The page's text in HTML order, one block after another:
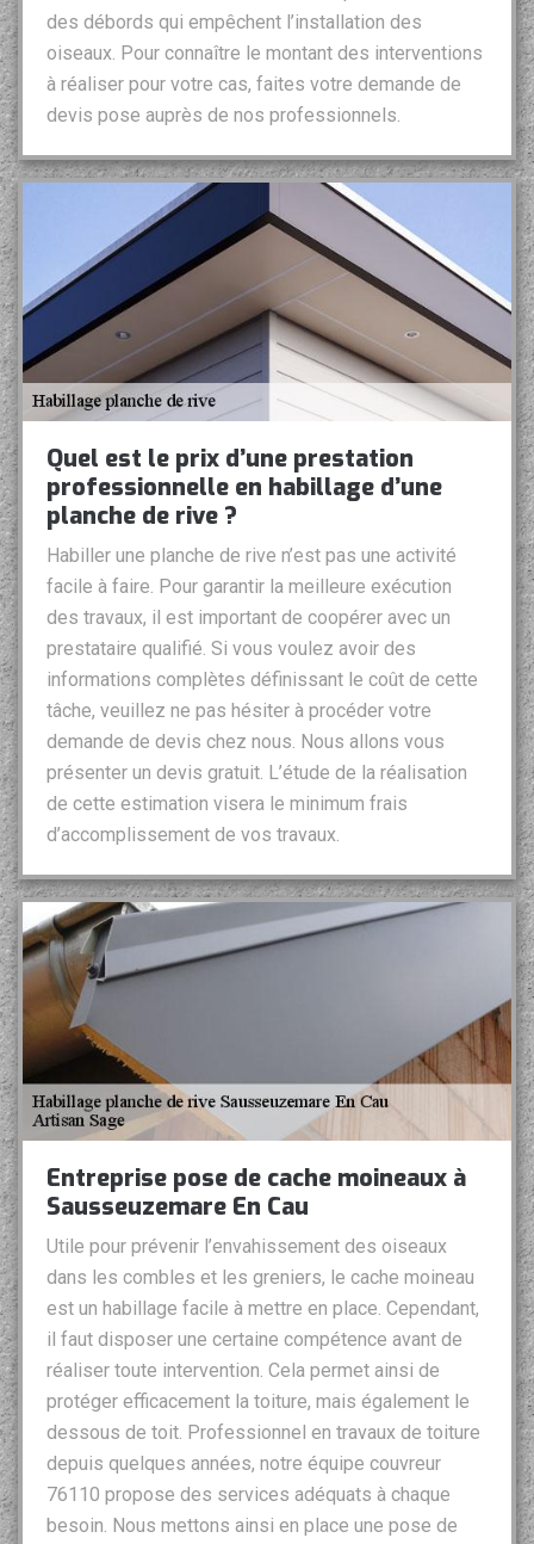
des débords qui empêchent l’installation des
oiseaux. Pour connaître le montant des interventions
à réaliser pour votre cas, faites votre demande de
devis pose auprès de nos professionnels.
Quel est le prix d’une prestation
professionnelle en habillage d’une
planche de rive ?
Habiller une planche de rive n’est pas une activité
facile à faire. Pour garantir la meilleure exécution
des travaux, il est important de coopérer avec un
prestataire qualifié. Si vous voulez avoir des
informations complètes définissant le coût de cette
tâche, veuillez ne pas hésiter à procéder votre
demande de devis chez nous. Nous allons vous
présenter un devis gratuit. L’étude de la réalisation
de cette estimation visera le minimum frais
d’accomplissement de vos travaux.
Entreprise pose de cache moineaux à
Sausseuzemare En Cau
Utile pour prévenir l’envahissement des oiseaux
dans les combles et les greniers, le cache moineau
est un habillage facile à mettre en place. Cependant,
il faut disposer une certaine compétence avant de
réaliser toute intervention. Cela permet ainsi de
protéger efficacement la toiture, mais également le
dessous de toit. Professionnel en travaux de toiture
depuis quelques années, notre équipe couvreur
76110 propose des services adéquats à chaque
besoin. Nous mettons ainsi en place une pose de